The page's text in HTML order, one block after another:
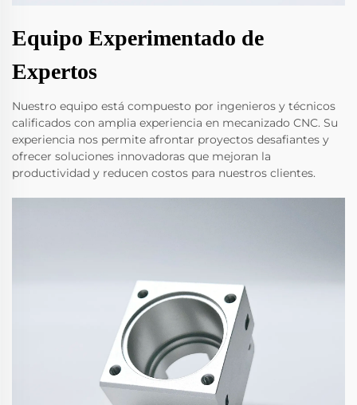
Equipo Experimentado de
Expertos
Nuestro equipo está compuesto por ingenieros y técnicos
calificados con amplia experiencia en mecanizado CNC. Su
experiencia nos permite afrontar proyectos desafiantes y
ofrecer soluciones innovadoras que mejoran la
productividad y reducen costos para nuestros clientes.